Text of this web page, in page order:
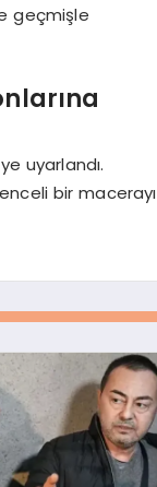
geçmişle
uyarlandı.
bir macerayı